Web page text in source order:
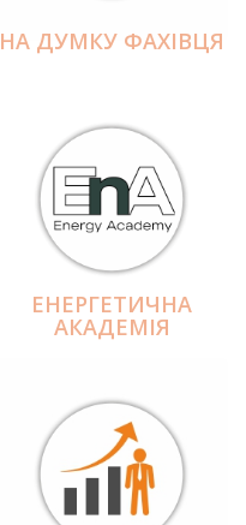
НА ДУМКУ ФАХІВЦЯ
ЕНЕРГЕТИЧНА
АКАДЕМІЯ